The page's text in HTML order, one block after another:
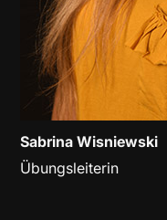
Sabrina Wisniewski
Übungsleiterin